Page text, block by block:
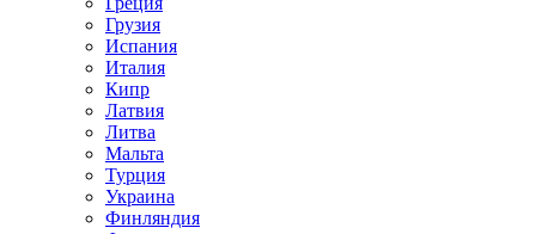
Грузия
Испания
Италия
Кипр
Латвия
Литва
Мальта
Турция
Украина
Финляндия